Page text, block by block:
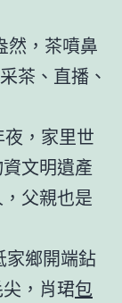
然，茶噴鼻
茶、直播、
，家里世
文明遺產
父親也是
家鄉開端鉆
，肖珺包